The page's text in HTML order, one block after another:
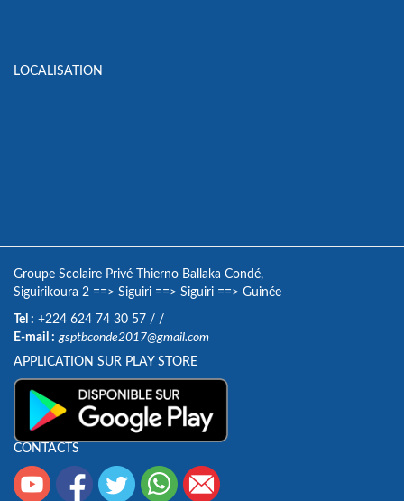
LOCALISATION
Groupe Scolaire Privé Thierno Ballaka Condé,
Siguirikoura 2 ==> Siguiri ==> Siguiri ==> Guinée
Tel : +224 624 74 30 57 / /
E-mail : gsptbconde2017@gmail.com
APPLICATION SUR PLAY STORE
CONTACTS